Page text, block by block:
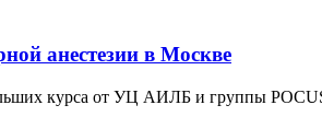
анестезии в Москве
курса от УЦ АИЛБ и группы